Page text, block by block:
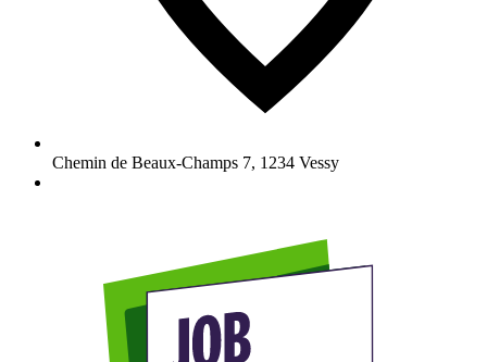
Chemin de Beaux-Champs 7, 1234 Vessy